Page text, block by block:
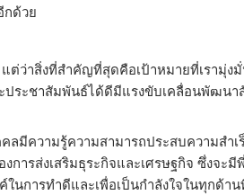
กด้วย
ต่ว่าสิ่งที่สำคัญที่สุดคือเป้าหมายที่เรามุ่ง
ประชาสัมพันธ์ได้ดีมีแรงขับเคลื่อนพัฒนา
มีความรู้ความสามารถประสบความสำ
ารส่งเสริมธุระกิจและเศรษฐกิจ ซึ่งจะ
นการทำดีและเพื่อเป็นกำลังใจในทุกด้า